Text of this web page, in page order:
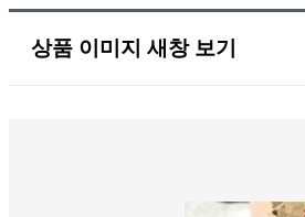
상품 이미지 새창 보기